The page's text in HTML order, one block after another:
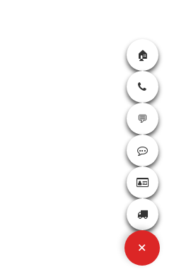
🏠
💬
+